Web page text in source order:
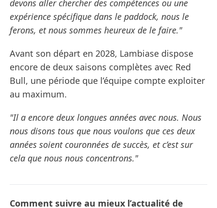
devons aller chercher des compétences ou une
expérience spécifique dans le paddock, nous le
ferons, et nous sommes heureux de le faire."
Avant son départ en 2028, Lambiase dispose
encore de deux saisons complètes avec Red
Bull, une période que l’équipe compte exploiter
au maximum.
"Il a encore deux longues années avec nous. Nous
nous disons tous que nous voulons que ces deux
années soient couronnées de succès, et c’est sur
cela que nous nous concentrons."
Comment suivre au mieux l’actualité de